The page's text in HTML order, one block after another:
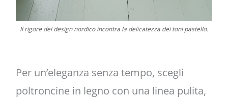
Il rigore del design nordico incontra la delicatezza dei toni pastello.
Per un’eleganza senza tempo, scegli
poltroncine in legno con una linea pulita,